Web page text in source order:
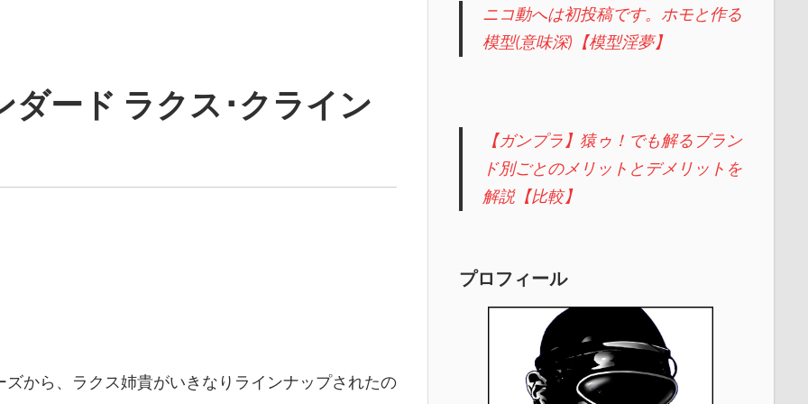
ード ラクス･クライン
ズから、ラクス姉貴がいきなりラインナップされたの
ニコ動へは初投稿です。ホモと作る
模型(意味深)【模型淫夢】
【ガンプラ】猿ゥ！でも解るブラン
ド別ごとのメリットとデメリットを
解説【比較】
プロフィール